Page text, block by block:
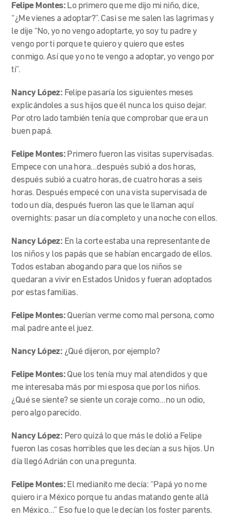
Felipe Montes: Lo primero que me dijo mi niño, dice,
“¿Me vienes a adoptar?”. Casi se me salen las lagrimas y
le dije “No, yo no vengo adoptarte, yo soy tu padre y
vengo por ti porque te quiero y quiero que estes
conmigo. Así que yo no te vengo a adoptar, yo vengo por
ti”.
Nancy López: Felipe pasaría los siguientes meses
explicándoles a sus hijos que él nunca los quiso dejar.
Por otro lado también tenía que comprobar que era un
buen papá.
Felipe Montes: Primero fueron las visitas supervisadas.
Empece con una hora…después subió a dos horas,
después subió a cuatro horas, de cuatro horas a seis
horas. Después empecé con una vista supervisada de
todo un día, después fueron las que le llaman aquí
overnights: pasar un día completo y una noche con ellos.
Nancy López: En la corte estaba una representante de
los niños y los papás que se habían encargado de ellos.
Todos estaban abogando para que los niños se
quedaran a vivir en Estados Unidos y fueran adoptados
por estas familias.
Felipe Montes: Querían verme como mal persona, como
mal padre ante el juez.
Nancy López: ¿Qué dijeron, por ejemplo?
Felipe Montes: Que los tenía muy mal atendidos y que
me interesaba más por mi esposa que por los niños.
¿Qué se siente? se siente un coraje como…no un odio,
pero algo parecido.
Nancy López: Pero quizá lo que más le dolió a Felipe
fueron las cosas horribles que les decían a sus hijos. Un
día llegó Adrián con una pregunta.
Felipe Montes: El medianito me decía: “Papá yo no me
quiero ir a México porque tu andas matando gente allá
en México…” Eso fue lo que le decían los foster parents.